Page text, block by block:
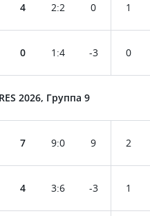
4 2:2 0 1
0 1 :4 -3 0
2026, Группа 9
7 9:0 9 2
4 3:6 -3 1